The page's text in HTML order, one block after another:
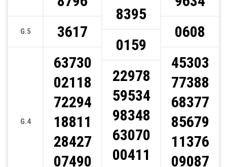
G.5
G.4
3617
63730
02118
72294
18811
28427
07490
8395
0159
22978
59534
98348
63070
00411
0608
45303
77388
68377
85679
11376
09087